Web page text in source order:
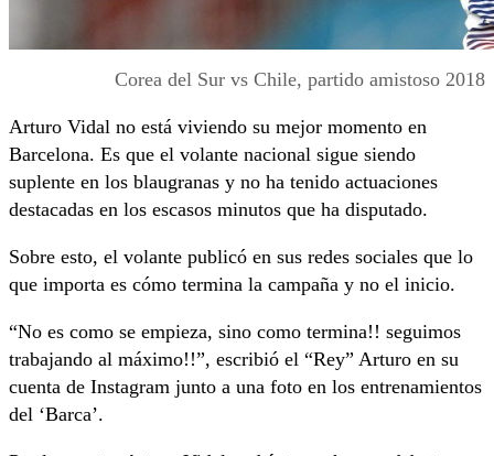
Corea del Sur vs Chile, partido amistoso 2018
Arturo Vidal no está viviendo su mejor momento en
Barcelona. Es que el volante nacional sigue siendo
suplente en los blaugranas y no ha tenido actuaciones
destacadas en los escasos minutos que ha disputado.
Sobre esto, el volante publicó en sus redes sociales que lo
que importa es cómo termina la campaña y no el inicio.
“No es como se empieza, sino como termina!! seguimos
trabajando al máximo!!”, escribió el “Rey” Arturo en su
cuenta de Instagram junto a una foto en los entrenamientos
del ‘Barca’.